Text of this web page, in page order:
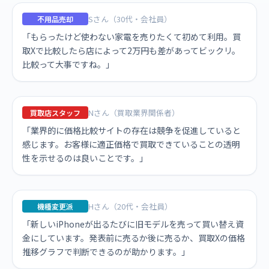
不用品売却 Sさん（30代・会社員）
「もらったけど使わない家電を売りたくて初めて利用。買
取Xで比較したら店によって2万円も差があってビックリ。
比較って大事ですね。」
買取店スタッフ Nさん（買取業界関係者）
「業界的に価格比較サイトの存在は競争を促進していると
感じます。お客様に適正価格で買取できていることの透明
性を示せるのは良いことです。」
機種変更派 Hさん（20代・会社員）
「新しいiPhoneが出るたびに旧モデルを売って買い替え資
金にしています。発表前に売るか後に売るか、買取Xの価格
推移グラフで判断できるのが助かります。」